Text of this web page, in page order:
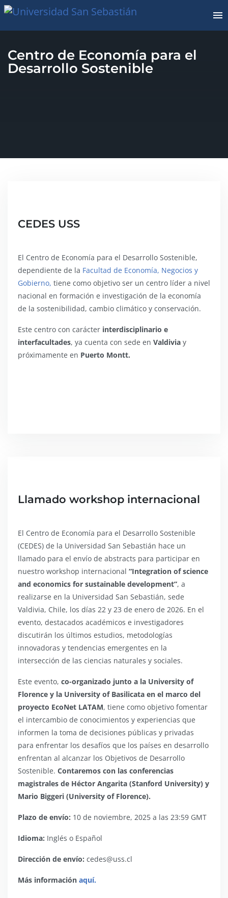
Centro de Economía para el
Desarrollo Sostenible
CEDES USS
El Centro de Economía para el Desarrollo Sostenible,
dependiente de la Facultad de Economía, Negocios y
Gobierno, tiene como objetivo ser un centro líder a nivel
nacional en formación e investigación de la economía
de la sostenibilidad, cambio climático y conservación.
Este centro con carácter interdisciplinario e
interfacultades, ya cuenta con sede en Valdivia y
próximamente en Puerto Montt.
Llamado workshop internacional
El Centro de Economía para el Desarrollo Sostenible
(CEDES) de la Universidad San Sebastián hace un
llamado para el envío de abstracts para participar en
nuestro workshop internacional “Integration of science
and economics for sustainable development”, a
realizarse en la Universidad San Sebastián, sede
Valdivia, Chile, los días 22 y 23 de enero de 2026. En el
evento, destacados académicos e investigadores
discutirán los últimos estudios, metodologías
innovadoras y tendencias emergentes en la
intersección de las ciencias naturales y sociales.
Este evento, co-organizado junto a la University of
Florence y la University of Basilicata en el marco del
proyecto EcoNet LATAM, tiene como objetivo fomentar
el intercambio de conocimientos y experiencias que
informen la toma de decisiones públicas y privadas
para enfrentar los desafíos que los países en desarrollo
enfrentan al alcanzar los Objetivos de Desarrollo
Sostenible. Contaremos con las conferencias
magistrales de Héctor Angarita (Stanford University) y
Mario Biggeri (University of Florence).
Plazo de envío: 10 de noviembre, 2025 a las 23:59 GMT
Idioma: Inglés o Español
Dirección de envío: cedes@uss.cl
Más información aquí.